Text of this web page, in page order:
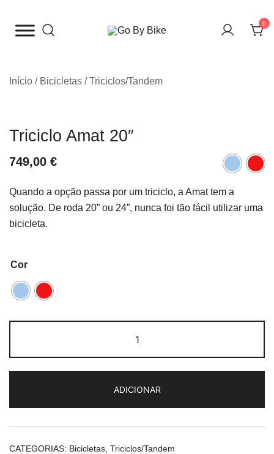
para
0
Início / Bicicletas /Triciclos/Tandem
Triciclo Amat 20″
749,00 €
Quando a opção passa por um triciclo, a Amat tem a
solução. De roda 20” ou 24”, nunca foi tão fácil utilizar uma
bicicleta.
Cor
de
Triciclo
20"
ADICIONAR
CATEGORIAS: Bicicletas Triciclos/Tandem